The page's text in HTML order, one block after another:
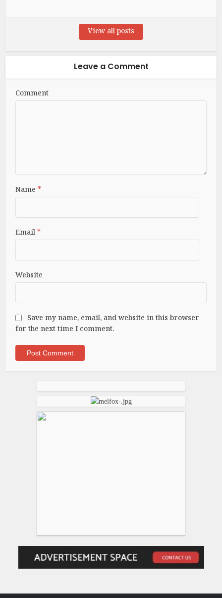
View all posts
Leave a Comment
Comment
Name*
Email*
Website
Save my name, email, and website in this browser
for the next time I comment.